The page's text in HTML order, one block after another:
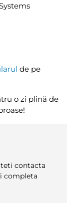
de pe
o zi plină de
contacta
completa